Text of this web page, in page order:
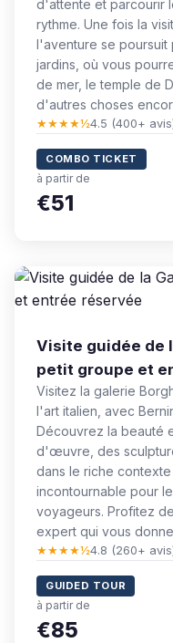
d'attente et parcourir
rythme. Une fois la
l'aventure se poursuit
jardins, où vous
de mer, le temple de
d'autres choses
★★★★½4.5 (400+
COMBO TICKET
à partir de
€51
Visite guidée de
petit groupe et
Visitez la galerie
l'art italien, avec
Découvrez la beauté
d'œuvre, des
dans le riche
incontournable pour
voyageurs. Profitez
expert qui vous
★★★★½4.8 (260+
GUIDED TOUR
à partir de
€85